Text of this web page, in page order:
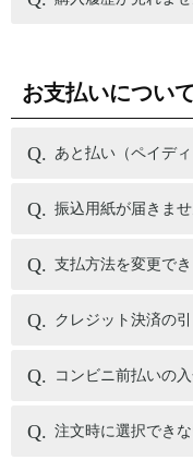
お支払いについ
あと払い（ペイデ
振込用紙が届きま
支払方法を変更で
クレジット決済の
コンビニ前払いの
注文時に選択でき